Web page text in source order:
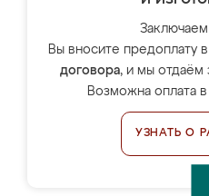
Вы вносите предоплату
договора, и мы отдаём
Возможна оплата
УЗНАТЬ О